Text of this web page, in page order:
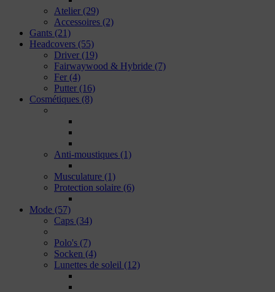
Atelier (29)
Accessoires (2)
Gants (21)
Headcovers (55)
Driver (19)
Fairwaywood & Hybride (7)
Fer (4)
Putter (16)
Cosmétiques (8)
Anti-moustiques (1)
Musculature (1)
Protection solaire (6)
Mode (57)
Caps (34)
Polo's (7)
Socken (4)
Lunettes de soleil (12)